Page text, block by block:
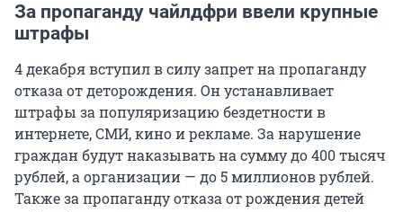
За пропаганду чайлдфри ввели крупные
штрафы
4 декабря вступил в силу запрет на пропаганду
отказа от деторождения. Он устанавливает
штрафы за популяризацию бездетности в
интернете, СМИ, кино и рекламе. За нарушение
граждан будут наказывать на сумму до 400 тысяч
рублей, а организации — до 5 миллионов рублей.
Также за пропаганду отказа от рождения детей